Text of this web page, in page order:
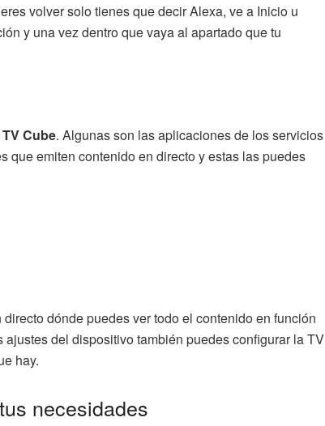
volver solo tienes que decir Alexa, ve a Inicio u
y una vez dentro que vaya al apartado que tu
Cube. Algunas son las aplicaciones de los servicios
que emiten contenido en directo y estas las puedes
dónde puedes ver todo el contenido en función
del dispositivo también puedes configurar la TV
hay.
necesidades